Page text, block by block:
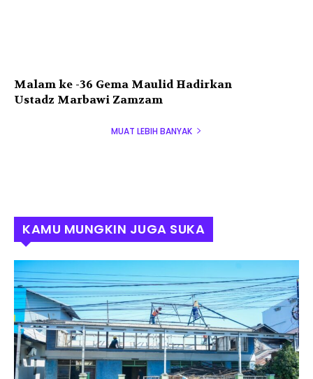
Malam ke -36 Gema Maulid Hadirkan
Ustadz Marbawi Zamzam
MUAT LEBIH BANYAK
KAMU MUNGKIN JUGA SUKA